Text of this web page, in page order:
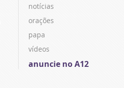
notícias
orações
papa
vídeos
anuncie no A12